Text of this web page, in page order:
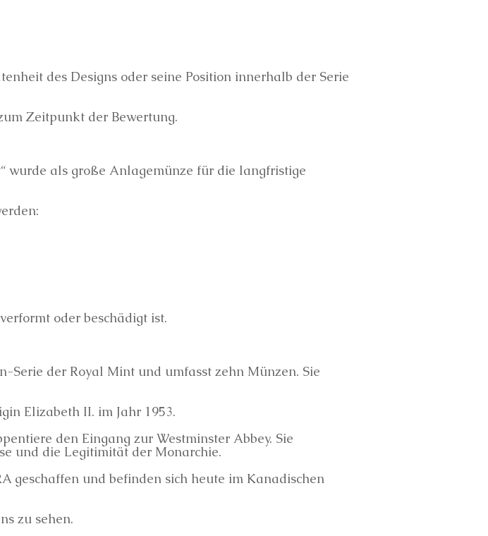
des Designs oder seine Position innerhalb der Serie
Zeitpunkt der Bewertung.
wurde als große Anlagemünze für die langfristige
oder beschädigt ist.
Serie der Royal Mint und umfasst zehn Münzen. Sie
Elizabeth II. im Jahr 1953.
den Eingang zur Westminster Abbey. Sie
und die Legitimität der Monarchie.
geschaffen und befinden sich heute im Kanadischen
zu sehen.